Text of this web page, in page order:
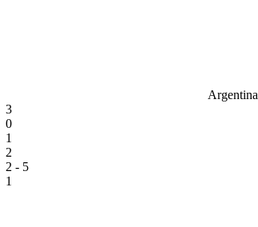
Argentina
3
0
1
2
2 - 5
1